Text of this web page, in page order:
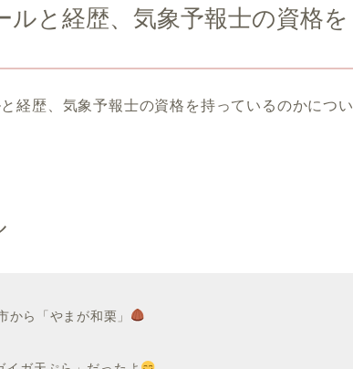
ルと経歴、気象予報士の資格を
経歴、気象予報士の資格を持っているのかについ
ら「やまが和栗」